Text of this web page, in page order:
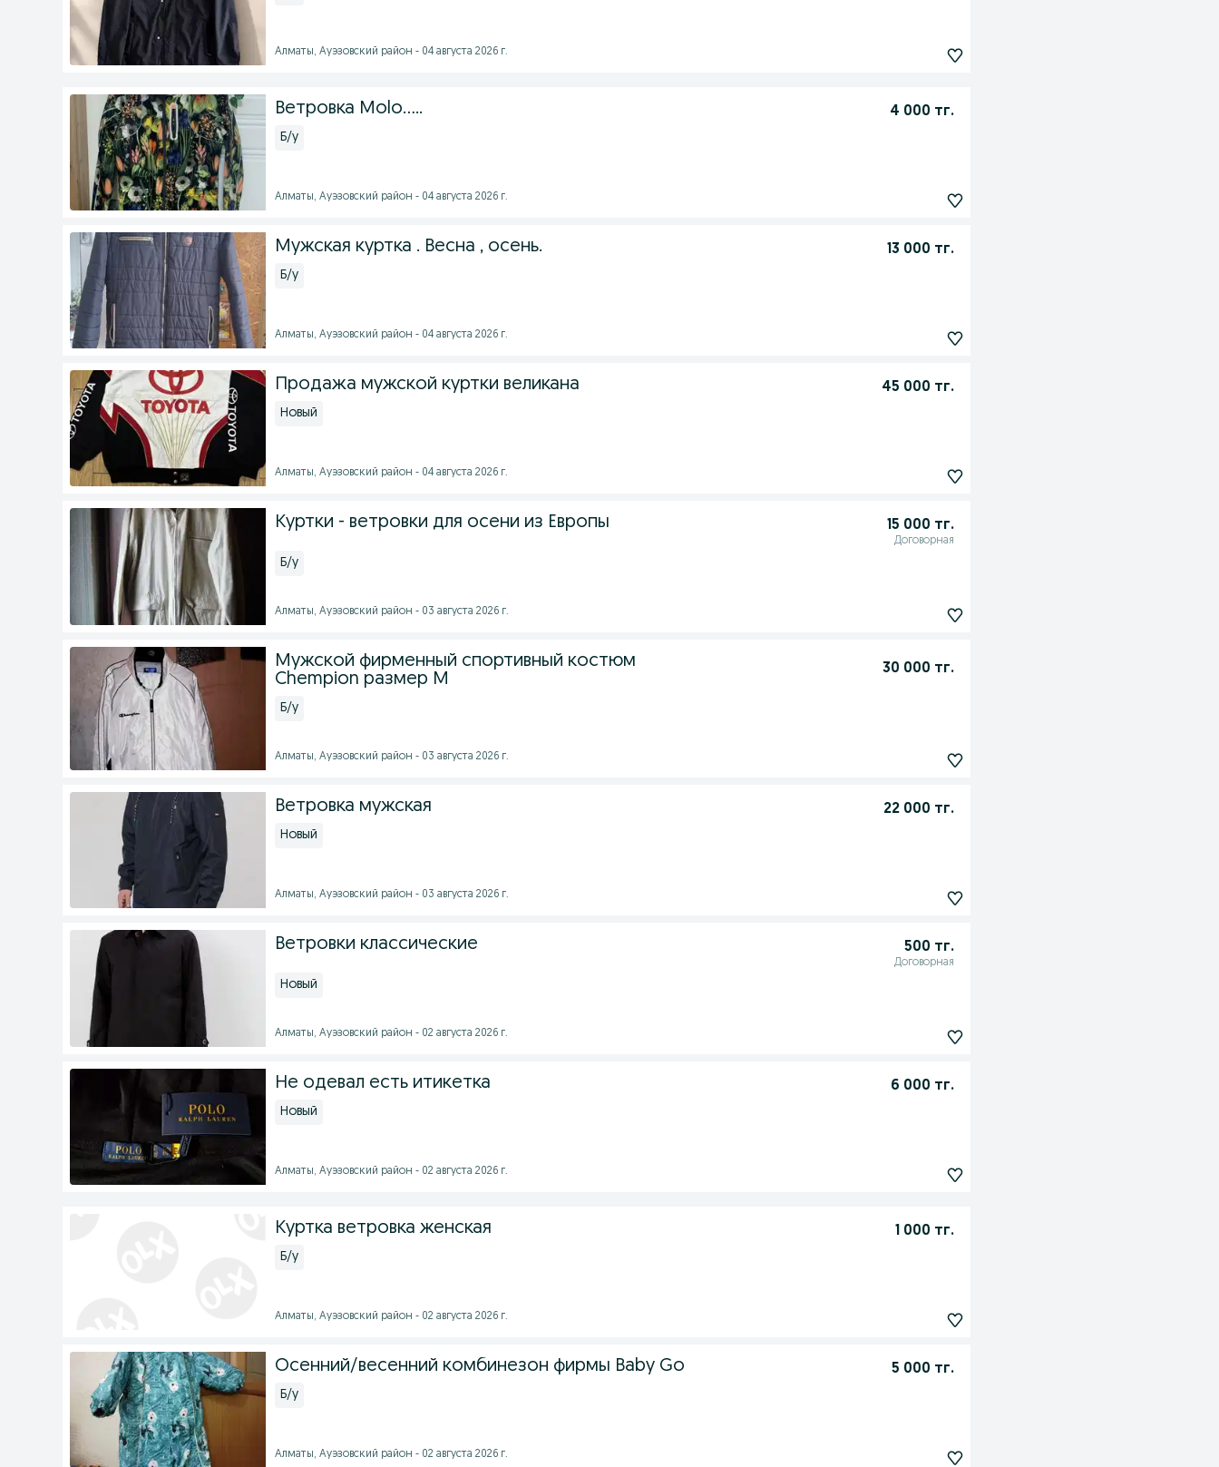
Алматы, Ауэзовский район - 04 августа 2026 г.
Ветровка Molo….. 4 000 тг.
Б/у
Алматы, Ауэзовский район - 04 августа 2026 г.
Мужская куртка . Весна , осень. 13 000 тг.
Б/у
Алматы, Ауэзовский район - 04 августа 2026 г.
Продажа мужской куртки великана 45 000 тг.
Новый
Алматы, Ауэзовский район - 04 августа 2026 г.
Куртки - ветровки для осени из Европы 15 000 тг.
Договорная
Б/у
Алматы, Ауэзовский район - 03 августа 2026 г.
Мужской фирменный спортивный костюм
Chempion размер М
30 000 тг.
Б/у
Алматы, Ауэзовский район - 03 августа 2026 г.
Ветровка мужская 22 000 тг.
Новый
Алматы, Ауэзовский район - 03 августа 2026 г.
Ветровки классические 500 тг.
Договорная
Новый
Алматы, Ауэзовский район - 02 августа 2026 г.
Не одевал есть итикетка 6 000 тг.
Новый
Алматы, Ауэзовский район - 02 августа 2026 г.
Куртка ветровка женская 1 000 тг.
Б/у
Алматы, Ауэзовский район - 02 августа 2026 г.
Осенний/весенний комбинезон фирмы Baby Go 5 000 тг.
Б/у
Алматы, Ауэзовский район - 02 августа 2026 г.